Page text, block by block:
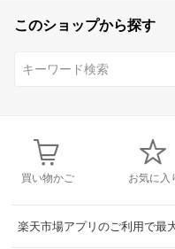
このショップから探す
買い物かご お気に入
楽天市場アプリのご利用で最